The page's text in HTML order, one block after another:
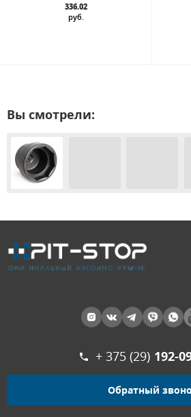
336.02
руб.
Вы смотрели:
+ 375 (29) 192-
Обратный